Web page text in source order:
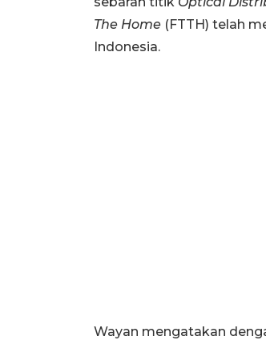
The Home (FTTH) telah
Indonesia.
Wayan mengatakan